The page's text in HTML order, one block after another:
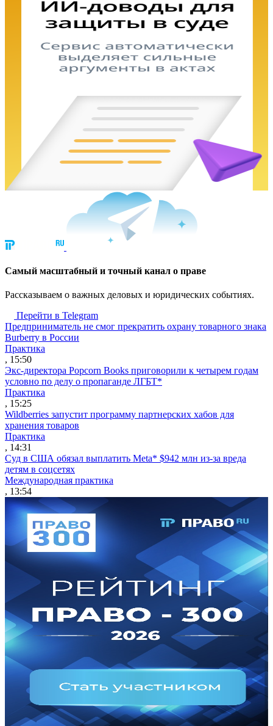
Cамый масштабный и точный канал о праве
Рассказываем о важных деловых и юридических событиях.
Перейти в Telegram
Предприниматель не смог прекратить охрану товарного знака
Burberry в России
Практика
, 15:50
Экс-директора Popcorn Books приговорили к четырем годам
условно по делу о пропаганде ЛГБТ*
Практика
, 15:25
Wildberries запустит программу партнерских хабов для
хранения товаров
Практика
, 14:31
Суд в США обязал выплатить Meta* $942 млн из-за вреда
детям в соцсетях
Международная практика
, 13:54